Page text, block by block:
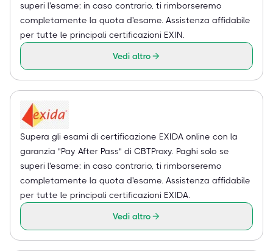
superi l'esame: in caso contrario, ti rimborseremo
completamente la quota d'esame. Assistenza affidabile
per tutte le principali certificazioni EXIN.
Vedi altro
Supera gli esami di certificazione EXIDA online con la
garanzia "Pay After Pass" di CBTProxy. Paghi solo se
superi l'esame: in caso contrario, ti rimborseremo
completamente la quota d'esame. Assistenza affidabile
per tutte le principali certificazioni EXIDA.
Vedi altro